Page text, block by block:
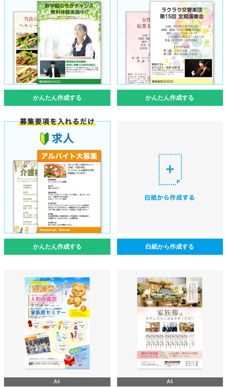
かんたん作成する かんたん作成する
かんたん作成する 白紙から作成する
A4 A4